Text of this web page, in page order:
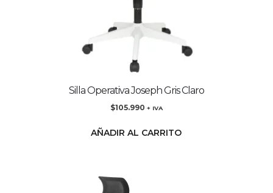
Silla Operativa Joseph Gris Claro
$105.990 + IVA
AÑADIR AL CARRITO